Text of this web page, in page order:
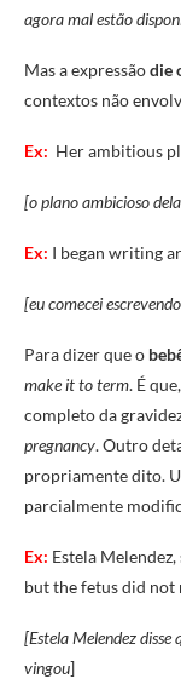
agora mal estão
Mas a expressãodie
contextos não
Ex: Her ambitious
[o plano ambicioso
Ex: I began writing
[eu comecei
Para dizer que o
make it to term. É
completo da
pregnancy. Outro
propriamente dito.
parcialmente
Ex: Estela
but the fetus did not
[Estela Melendez
vingou]